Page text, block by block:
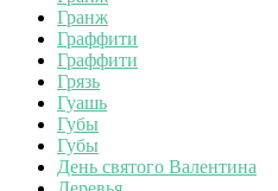
Гранж
Граффити
Граффити
Грязь
Гуашь
Губы
Губы
День святого Валентина